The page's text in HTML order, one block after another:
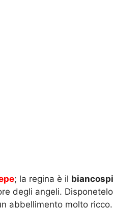
; la regina è il
degli angeli.
abbellimento molto